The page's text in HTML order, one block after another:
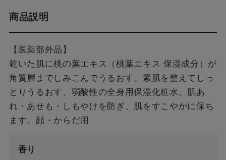
商品説明
【医薬部外品】
乾いた肌に桃の葉エキス（桃葉エキス 保湿成分）が
角質層までしみこんでうるおす。素肌を整えてしっ
とりうるおす、弱酸性の全身用保湿化粧水。肌あ
れ・あせも・しもやけを防ぎ、肌をすこやかに保ち
ます。顔・からだ用
香り